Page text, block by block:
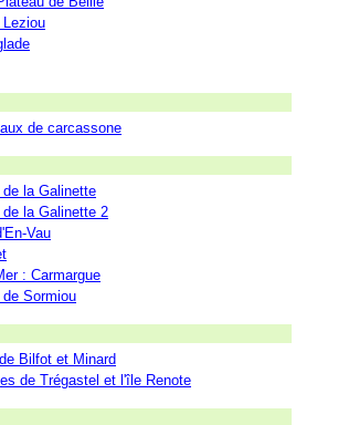
de carcassone
la Galinette
la Galinette 2
Vau
: Carmargue
Sormiou
Bilfot et Minard
de Trégastel et l'île Renote